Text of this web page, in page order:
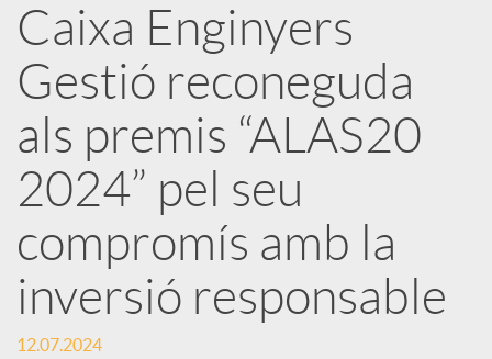
b
l
i
c
a
Caixa Enginyers
Gestió reconeguda
als premis “ALAS20
2024” pel seu
compromís amb la
inversió responsable
12.07.2024